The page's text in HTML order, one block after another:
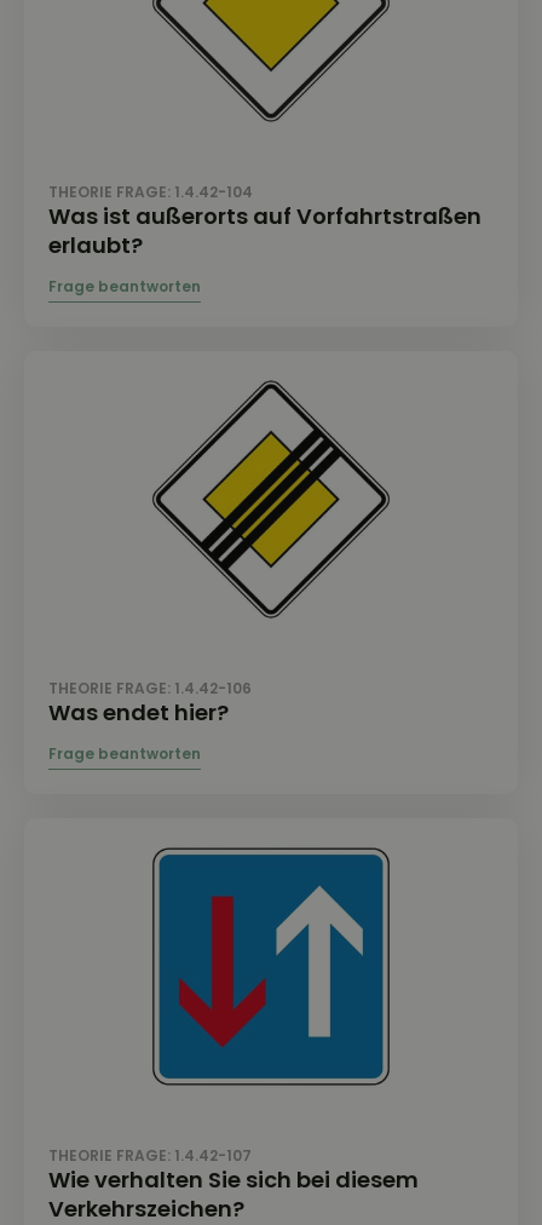
THEORIE FRAGE: 1.4.42-104
Was ist außerorts auf Vorfahrtstraßen
erlaubt?
THEORIE FRAGE: 1.4.42-106
Was endet hier?
THEORIE FRAGE: 1.4.42-107
Wie verhalten Sie sich bei diesem
Verkehrszeichen?